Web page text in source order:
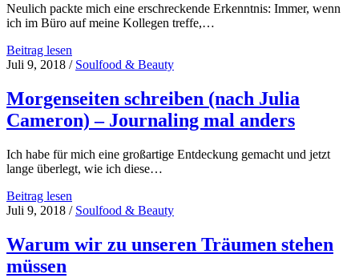
Neulich packte mich eine erschreckende Erkenntnis: Immer, wenn
ich im Büro auf meine Kollegen treffe,…
Beitrag lesen
#28:
Juli 9, 2018 / Soulfood & Beauty
Morgenseiten schreiben (nach Julia
Cameron) – Journaling mal anders
Ich habe für mich eine großartige Entdeckung gemacht und jetzt
lange überlegt, wie ich diese…
Beitrag lesen
schreiben
Julia
Cameron)
Juli 9, 2018 / Soulfood & Beauty
Warum wir zu unseren Träumen stehen
müssen